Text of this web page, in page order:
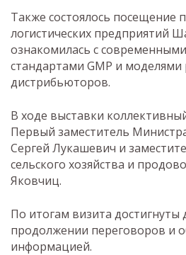
Также состоялось посещение
логистических предприятий
ознакомилась с
стандартами GMP и моделями
дистрибьюторов.
В ходе выставки
Первый заместитель
Сергей Лукашевич и
сельского хозяйства и
Яковчиц.
По итогам визита достигнуты
продолжении переговоров и
информацией.